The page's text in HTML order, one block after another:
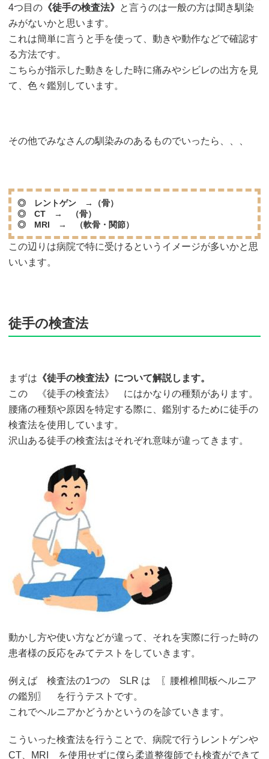
4つ目の 《徒手の検査法》 と言うのは一般の方は聞き馴染
みがないかと思います。
これは簡単に言うと手を使って、動きや動作などで確認す
る方法です。
こちらが指示した動きをした時に痛みやシビレの出方を見
て、色々鑑別しています。
その他でみなさんの馴染みのあるものでいったら、、、
◎ レントゲン →（骨）
◎ CT → （骨）
◎ MRI → （軟骨・関節）
この辺りは病院で特に受けるというイメージが多いかと思
いいます。
徒手の検査法
まずは 《徒手の検査法》について解説します。
この 《徒手の検査法》 にはかなりの種類があります。
腰痛の種類や原因を特定する際に、鑑別するために徒手の
検査法を使用しています。
沢山ある徒手の検査法はそれぞれ意味が違ってきます。
動かし方や使い方などが違って、それを実際に行った時の
患者様の反応をみてテストをしていきます。
例えば 検査法の1つの SLR は 〖腰椎椎間板ヘルニア
の鑑別〗 を行うテストです。
これでヘルニアかどうかというのを診ていきます。
こういった検査法を行うことで、病院で行うレントゲンや
CT、MRI を使用せずに僕ら柔道整復師でも検査ができて